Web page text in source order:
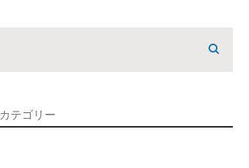
カテゴリー